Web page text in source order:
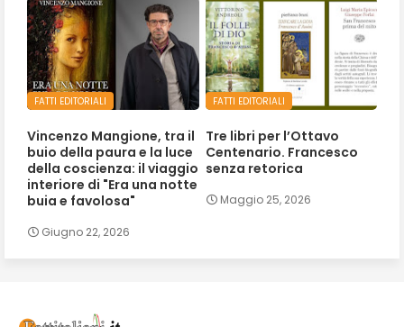
FATTI EDITORIALI
Vincenzo Mangione, tra il
buio della paura e la luce
della coscienza: il viaggio
interiore di "Era una notte
buia e favolosa"
Giugno 22, 2026
FATTI EDITORIALI
Tre libri per l’Ottavo
Centenario. Francesco
senza retorica
Maggio 25, 2026